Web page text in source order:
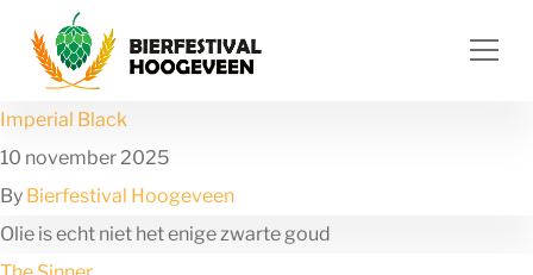
Ga naar de inhoud
Imperial Black
10 november 2025
By Bierfestival Hoogeveen
Olie is echt niet het enige zwarte goud